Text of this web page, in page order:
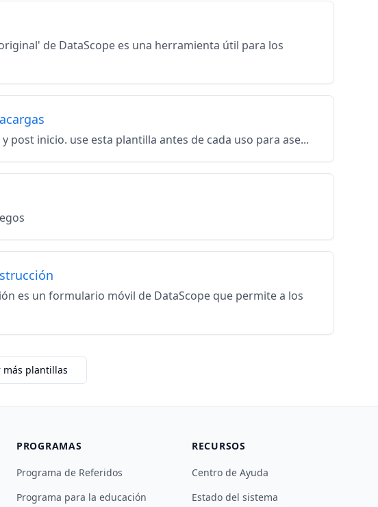
de DataScope es una herramienta útil para los
inicio. use esta plantilla antes de cada uso para ase...
es un formulario móvil de DataScope que permite a los
más plantillas
PROGRAMAS
Programa de Referidos
Programa para la educación
RECURSOS
Centro de Ayuda
Estado del sistema